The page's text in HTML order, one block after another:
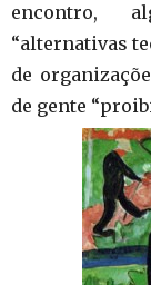
encontro,
“alternativas
de
de gente